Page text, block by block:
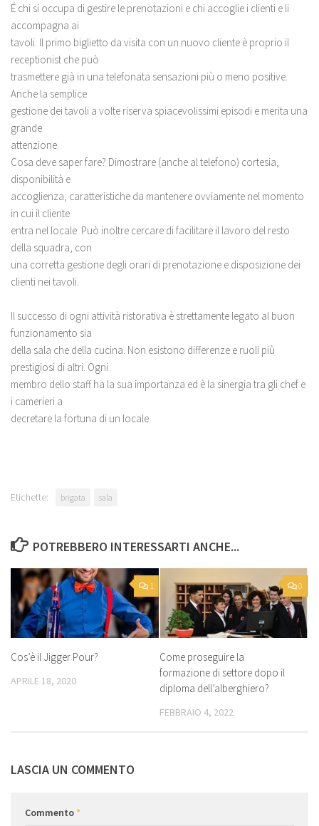
É chi si occupa di gestire le prenotazioni e chi accoglie i clienti e li
accompagna ai
tavoli. Il primo biglietto da visita con un nuovo cliente è proprio il
receptionist che può
trasmettere già in una telefonata sensazioni più o meno positive.
Anche la semplice
gestione dei tavoli a volte riserva spiacevolissimi episodi e merita una
grande
attenzione.
Cosa deve saper fare? Dimostrare (anche al telefono) cortesia,
disponibilità e
accoglienza, caratteristiche da mantenere ovviamente nel momento
in cui il cliente
entra nel locale. Può inoltre cercare di facilitare il lavoro del resto
della squadra, con
una corretta gestione degli orari di prenotazione e disposizione dei
clienti nei tavoli.
Il successo di ogni attività ristorativa è strettamente legato al buon
funzionamento sia
della sala che della cucina. Non esistono differenze e ruoli più
prestigiosi di altri. Ogni
membro dello staff ha la sua importanza ed è la sinergia tra gli chef e
i camerieri a
decretare la fortuna di un locale
Etichette: brigata sala
POTREBBERO INTERESSARTI ANCHE...
1
Cos’è il Jigger Pour?
APRILE 18, 2020
0
Come proseguire la
formazione di settore dopo il
diploma dell’alberghiero?
FEBBRAIO 4, 2022
LASCIA UN COMMENTO
Commento*